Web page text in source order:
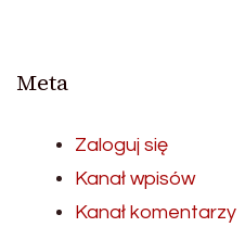
Meta
Zaloguj się
Kanał wpisów
Kanał komentarzy